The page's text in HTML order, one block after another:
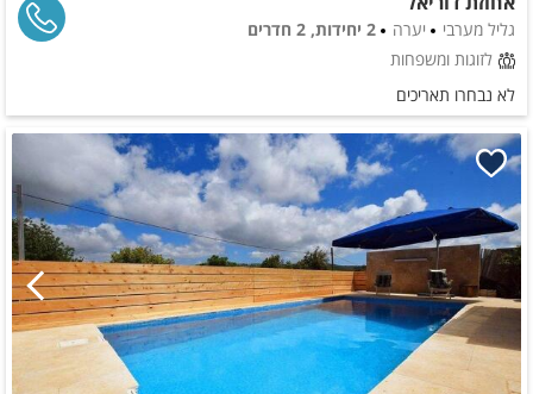
גליל מערבי יערה
2 יחידות, 2 חדרים
לזוגות ומשפחות
לא נבחרו תאריכים